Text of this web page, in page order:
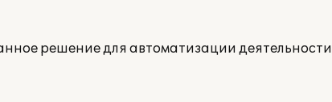
решение для автоматизации